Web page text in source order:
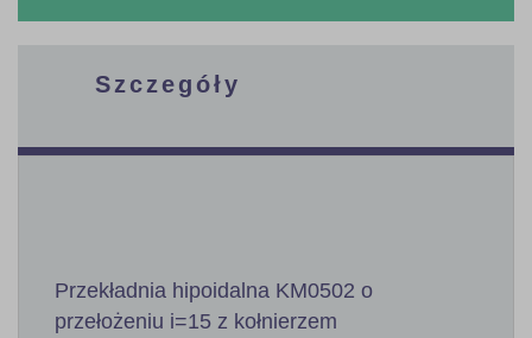
Szczegóły
Przekładnia hipoidalna KM0502 o
przełożeniu i=15 z kołnierzem